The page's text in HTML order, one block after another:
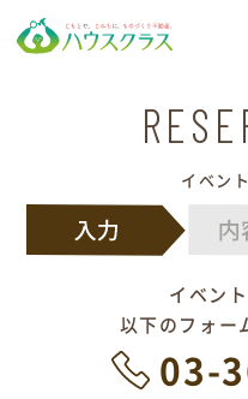
建築実例
イベン
イベン
以下のフォー
03-